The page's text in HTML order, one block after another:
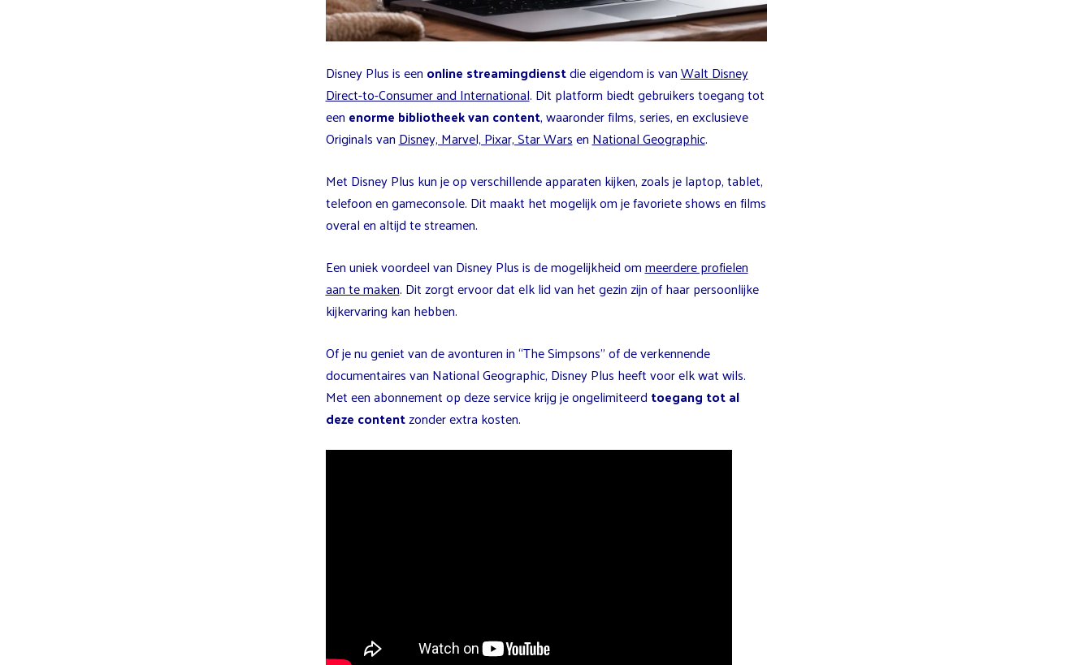
Disney Plus is een online streamingdienstdie eigendom is vanWalt Disney
Direct-to-Consumer and International. Dit platform biedt gebruikers toegang tot
een enorme bibliotheek van content, waaronder films, series, en exclusieve
Originals vanDisney, Marvel, Pixar, Star WarsenNational Geographic.
Met Disney Plus kun je op verschillende apparaten kijken, zoals je laptop, tablet,
telefoon en gameconsole. Dit maakt het mogelijk om je favoriete shows en films
overal en altijd te streamen.
Een uniek voordeel van Disney Plus is de mogelijkheid ommeerdere profielen
aan te maken. Dit zorgt ervoor dat elk lid van het gezin zijn of haar persoonlijke
kijkervaring kan hebben.
Of je nu geniet van de avonturen in “The Simpsons” of de verkennende
documentaires van National Geographic, Disney Plus heeft voor elk wat wils.
Met een abonnement op deze service krijg je ongelimiteerd toegang tot al
deze contentzonder extra kosten.